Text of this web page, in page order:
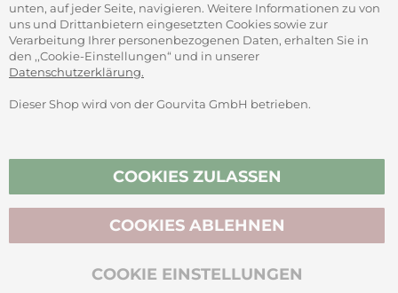
SICHER ZAHLEN
Vertrag widerrufen
BIO-ZERTIFIZIERT
unten, auf jeder Seite, navigieren. Weitere Informationen zu von
uns und Drittanbietern eingesetzten Cookies sowie zur
Verarbeitung Ihrer personenbezogenen Daten, erhalten Sie in
den ,,Cookie-Einstellungen“ und in unserer
Datenschutzerklärung.
Dieser Shop wird von der Gourvita GmbH betrieben.
COOKIES ZULASSEN
COOKIE EINSTELLUNGEN
COOKIES ABLEHNEN